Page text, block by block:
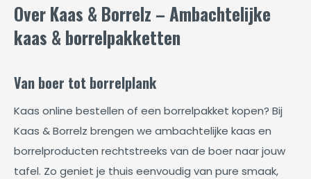
Over Kaas & Borrelz – Ambachtelijke
kaas & borrelpakketten
Van boer tot borrelplank
Kaas online bestellen of een borrelpakket kopen? Bij
Kaas & Borrelz brengen we ambachtelijke kaas en
borrelproducten rechtstreeks van de boer naar jouw
tafel. Zo geniet je thuis eenvoudig van pure smaak,